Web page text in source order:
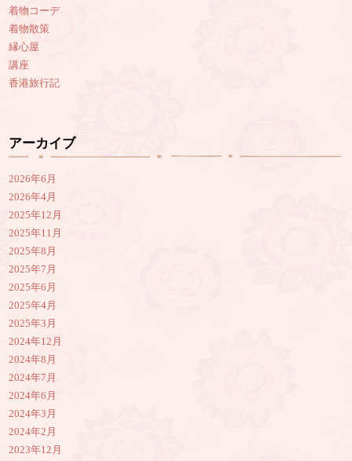
着物コーデ
着物散策
縁心屋
講座
香港旅行記
アーカイブ
2026年6月
2026年4月
2025年12月
2025年11月
2025年8月
2025年7月
2025年6月
2025年4月
2025年3月
2024年12月
2024年8月
2024年7月
2024年6月
2024年3月
2024年2月
2023年12月